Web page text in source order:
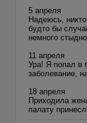
5 апреля
Надеюсь,
будто бы
немного
11 апреля
Ура! Я попал в
заболевание,
18 апреля
Приходила
палату